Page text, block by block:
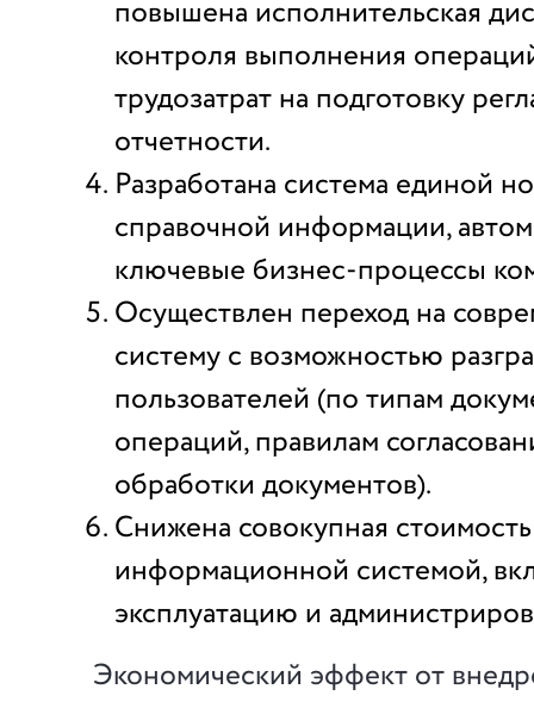
повышена исполнительская
контроля выполнения
трудозатрат на подготовку
отчетности.
Разработана система единой
справочной информации,
ключевые бизнес-процессы
Осуществлен переход на
систему с возможностью
пользователей (по типам
операций, правилам
обработки документов).
Снижена совокупная
информационной системой,
эксплуатацию и
Экономический эффект от